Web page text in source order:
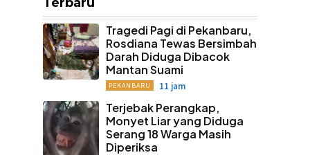
Tragedi Pagi di Pekanbaru,
Rosdiana Tewas Bersimbah
Darah Diduga Dibacok
Mantan Suami
PEKANBARU 11 jam
Terjebak Perangkap,
Monyet Liar yang Diduga
Serang 18 Warga Masih
Diperiksa